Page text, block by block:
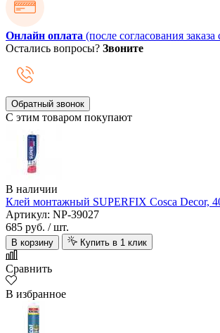
Онлайн оплата (после согласования
Остались вопросы? Звоните
Обратный звонок
С этим товаром покупают
В наличии
Клей монтажный SUPERFIX Cosca Decor,
Артикул: NP-39027
685 руб. / шт.
В корзину Купить в 1 клик
Сравнить
В избранное